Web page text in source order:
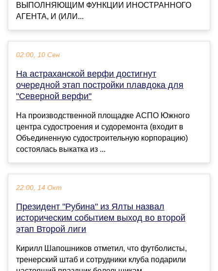
ВЫПОЛНЯЮЩИМ ФУНКЦИИ ИНОСТРАННОГО
АГЕНТА, И (ИЛИ...
02:00, 10 Сен
На астраханской верфи достигнут
очередной этап постройки плавдока для
"Северной верфи"
На производственной площадке АСПО Южного
центра судостроения и судоремонта (входит в
Объединенную судостроительную корпорацию)
состоялась выкатка из ...
22:00, 14 Окт
Президент "Рубина" из Ялты назвал
историческим событием выход во второй
этап Второй лиги
Кирилл Шапошников отметил, что футболисты,
тренерский штаб и сотрудники клуба подарили